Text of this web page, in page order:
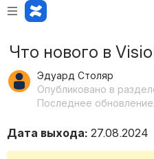
Что нового в
Эдуард Столяр
Опубликовано в
Последнее
Дата выхода: 27.08.2024